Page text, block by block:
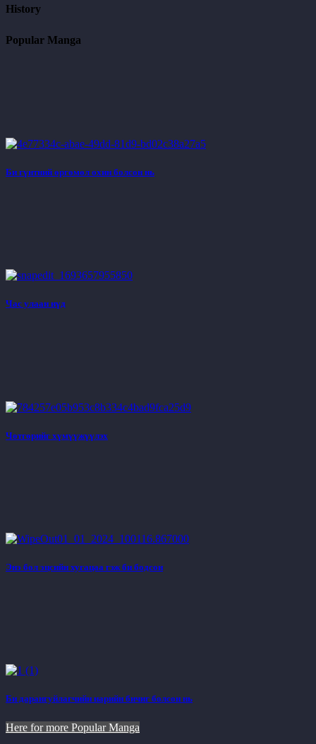
History
Popular Manga
Би гүнтний өргөмөл охин болсон нь
Час улаан нүд
Чөтгөрийг хүмүүжүүлэх
Энэ бол эцсийн хугацаа гэж би бодсон
Би дарангуйлагчийн нарийн бичиг болсон нь
Here for more Popular Manga